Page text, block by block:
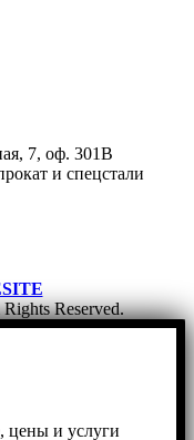
7, оф. 301B
и спецстали
Reserved.
цены и услуги